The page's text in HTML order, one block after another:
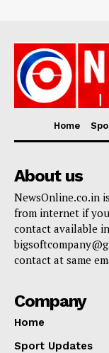
Home
About us
NewsOnline.co.in
from internet if
contact available
contact at same
Company
Home
Sport Updates